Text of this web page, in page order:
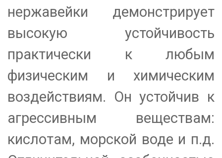
нержавейки демонстрирует
высокую устойчивость
практически к любым
физическим и химическим
воздействиям. Он устойчив к
агрессивным веществам:
кислотам, морской воде и п.д.